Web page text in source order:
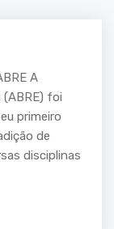
A
foi
primeiro
de
disciplinas